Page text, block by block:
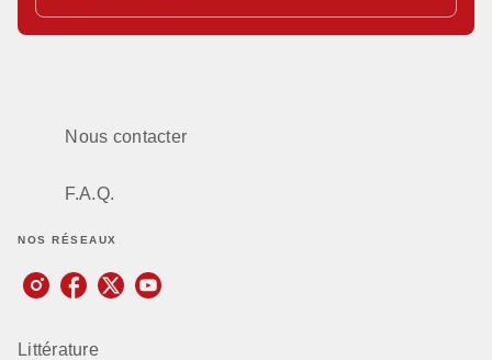
Nous contacter
F.A.Q.
NOS RÉSEAUX
Littérature